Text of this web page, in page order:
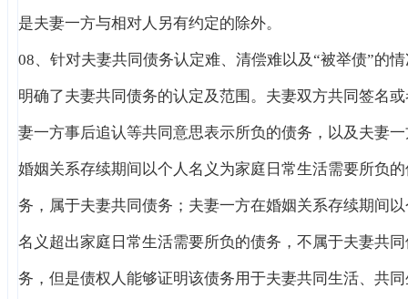
是夫妻一方与相对人另有约定的除外。
08、针对夫妻共同债务认定难、清偿难以及“被举债”的
明确了夫妻共同债务的认定及范围。夫妻双方共同签名
妻一方事后追认等共同意思表示所负的债务，以及夫妻
婚姻关系存续期间以个人名义为家庭日常生活需要所负的
务，属于夫妻共同债务；夫妻一方在婚姻关系存续期间
名义超出家庭日常生活需要所负的债务，不属于夫妻共同
务，但是债权人能够证明该债务用于夫妻共同生活、共